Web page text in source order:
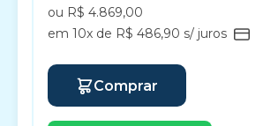
ou R$ 4.869,00
em 10x de R$ 486,90 s/ juros
Comprar